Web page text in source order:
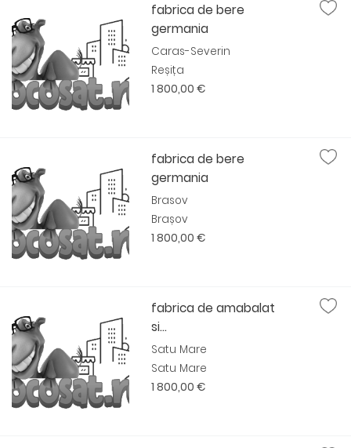
fabrica de bere
germania
Caras-Severin
Reșița
1 800,00 €
fabrica de bere
germania
Brasov
Brașov
1 800,00 €
fabrica de amabalat
si...
Satu Mare
Satu Mare
1 800,00 €